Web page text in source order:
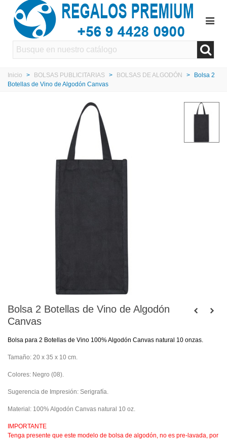
Inicio > BOLSAS PUBLICITARIAS > BOLSAS DE ALGODÓN >
Bolsa 2
Botellas de Vino de Algodón Canvas
Bolsa 2 Botellas de Vino de Algodón
Canvas
Bolsa para 2 Botellas de Vino 100% Algodón Canvas natural 10 onzas.
Tamaño: 20 x 35 x 10 cm.
Colores: Negro (08).
Sugerencia de Impresión: Serigrafía.
Material: 100% Algodón Canvas natural 10 oz.
IMPORTANTE
Tenga presente que este modelo de bolsa de algodón, no es pre-lavada, por